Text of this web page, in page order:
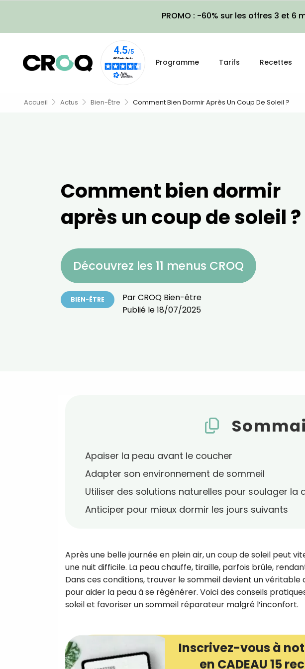
PROMO : -60% sur les offres 3 et 6
Programme Tarifs Recettes
Accueil Actus Bien-Être Comment Bien Dormir Après Un Coup De Soleil ?
Comment bien dormir
après un coup de soleil ?
Découvrez les 11 menus CROQ
BIEN-ÊTRE ParCROQ Bien-être
Publié le18/07/2025
Apaiser la peau avant le coucher
Adapter son environnement de sommeil
Utiliser des solutions naturelles pour soulager la
Anticiper pour mieux dormir les jours suivants
Après une belle journée en plein air, un coup de soleil peut
une nuit difficile. La peau chauffe, tiraille, parfois brûle,
Dans ces conditions, trouver le sommeil devient un
pour aider la peau à se régénérer. Voici des conseils
soleil et favoriser un sommeil réparateur malgré l’inconfort.
Inscrivez-vous à
en CADEAU 15